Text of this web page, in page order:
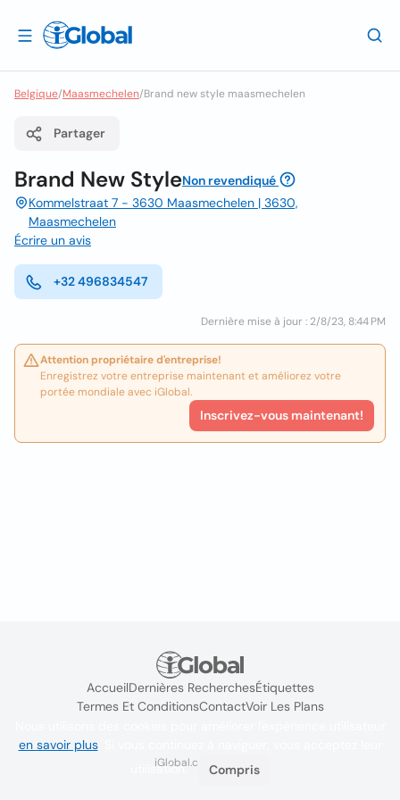
Belgique/Maasmechelen/Brand new style maasmechelen
Partager
Brand New StyleNon revendiqué
Kommelstraat 7 - 3630 Maasmechelen | 3630,
Maasmechelen
Écrire un avis
+32 496834547
Dernière mise à jour : 2/8/23, 8:44 PM
Attention propriétaire d'entreprise!
Enregistrez votre entreprise maintenant et améliorez votre
portée mondiale avec iGlobal.
Inscrivez-vous maintenant!
AccueilDernières RecherchesÉtiquettes
Termes Et ConditionsContactVoir Les Plans
iGlobal.co @ 2024
en savoir plus. Si vous continuez à naviguer, vous acceptez leur
utilisation.
Compris